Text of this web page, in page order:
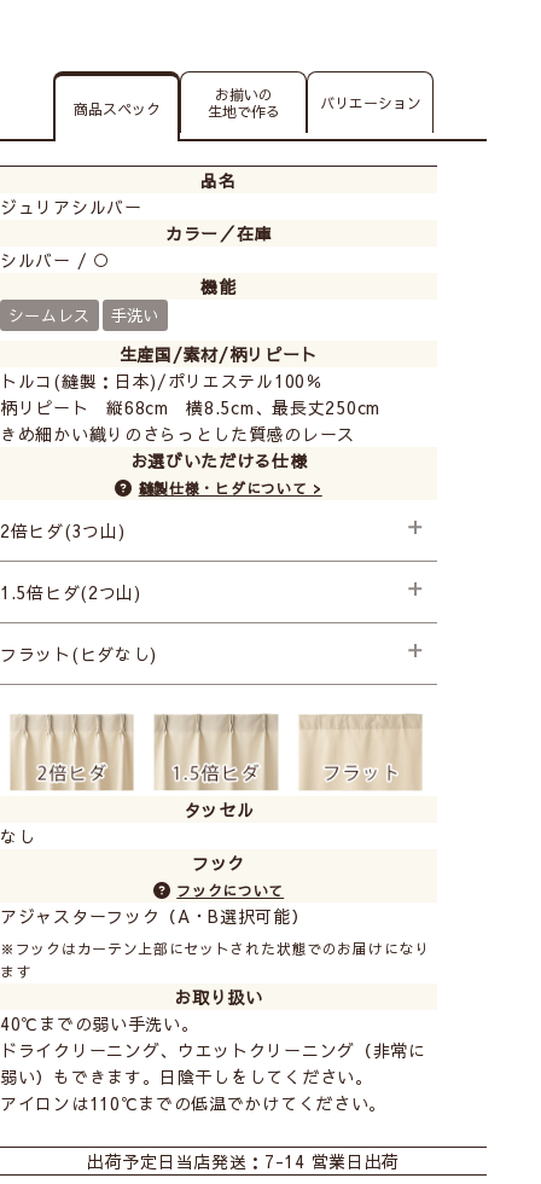
商品スペック
お揃いの
生地で作る
バリエーション
品名
ジュリアシルバー
カラー／在庫
シルバー / ○
機能
シームレス 手洗い
生産国/素材/柄リピート
トルコ(縫製：日本)/ポリエステル100％
柄リピート 縦68cm 横8.5cm、最長丈250cm
きめ細かい織りのさらっとした質感のレース
お選びいただける仕様
縫製仕様・ヒダについて >
2倍ヒダ(3つ山)
├プレミアム縫製
1.5倍ヒダ(2つ山)
├プレミアム縫製
フラット(ヒダなし)
タッセル
なし
フック
フックについて
アジャスターフック（A・B選択可能）
※フックはカーテン上部にセットされた状態でのお届けになり
ます
お取り扱い
40℃までの弱い手洗い。
ドライクリーニング、ウエットクリーニング（非常に
弱い）もできます。日陰干しをしてください。
アイロンは110℃までの低温でかけてください。
カーテンレースセット
カーテンレースセット
出荷予定日 当店発送：7-14 営業日出荷